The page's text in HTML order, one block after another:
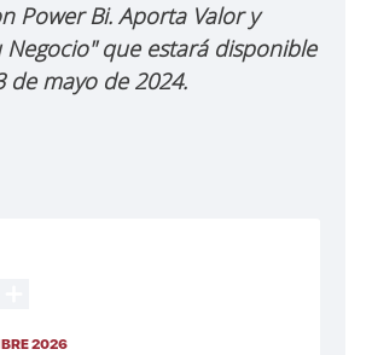
Power Bi. Aporta Valor y
que estará disponible
de mayo de 2024.
2026